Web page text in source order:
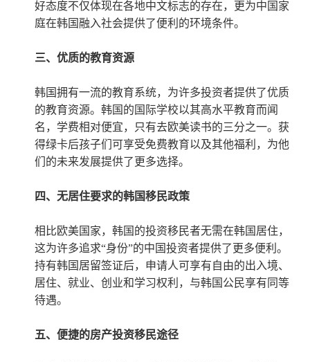
好态度不仅体现在各地中文标志的存在，更为中国家
庭在韩国融入社会提供了便利的环境条件。
三、优质的教育资源
韩国拥有一流的教育系统，为许多投资者提供了优质
的教育资源。韩国的国际学校以其高水平教育而闻
名，学费相对便宜，只有去欧美读书的三分之一。获
得绿卡后孩子们可享受免费教育以及其他福利，为他
们的未来发展提供了更多选择。
四、无居住要求的韩国移民政策
相比欧美国家，韩国的投资移民者无需在韩国居住，
这为许多追求“身份”的中国投资者提供了更多便利。
持有韩国居留签证后，申请人可享有自由的出入境、
居住、就业、创业和学习权利，与韩国公民享有同等
待遇。
五、便捷的房产投资移民途径